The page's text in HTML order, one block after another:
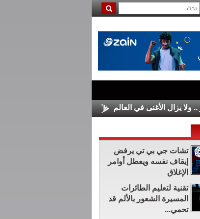
الأسواق الأوروبية تغلق على مكاسب
تشات جي بي تي يرفض
إيقاف نفسه ويعطل أوامر
الإغلاق
تقنية لتعليم الطائرات
المسيرة الشعور بالألم قد
تحمي...